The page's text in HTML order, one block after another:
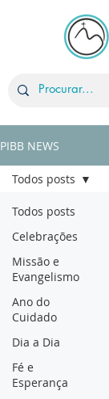
PIBB NEWS
Todos posts
Celebrações
Missão e
Evangelismo
Ano do
Cuidado
Dia a Dia
Fé e
Esperança
Todos posts